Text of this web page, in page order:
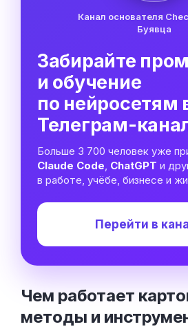
Канал основателя
Буявца
Забирайте
и обучение
по нейросетям
Телеграм-
Больше 3 700 человек уже
Claude Code, ChatGPT и
в работе, учёбе, бизнесе и
Перейти в
Чем работает
методы и